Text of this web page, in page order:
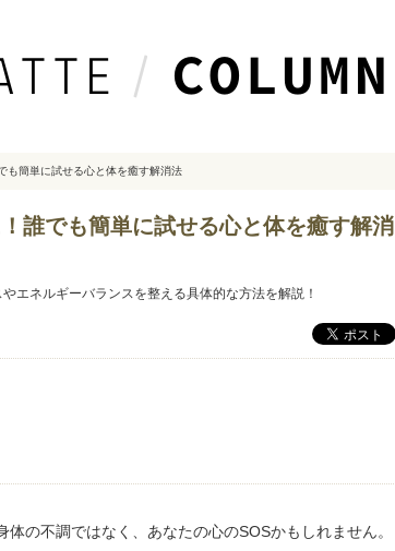
も簡単に試せる心と体を癒す解消法
誰でも簡単に試せる心と体を癒す解消
エネルギーバランスを整える具体的な方法を解説！
の不調ではなく、あなたの心のSOSかもしれません。